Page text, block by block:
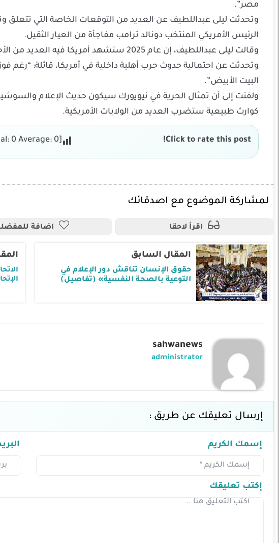
مصر”.
الرئيس الأمريكي المنتخب دونالد ترامب مفاجأة من العيار الثقيل.
وقالت ليلى عبداللطيف، إن عام 2025 ستشهد
وتحدثت عن احتمالية حدوث حرب أهلية داخلية في أمريكا، قائلة: “رغم
البيت الأبيض”.
كوارث طبيعية ستضرب العديد من الولايات الأمريكية.
Click to rate this post!
[Total:
0 Average: 0
لمشاركة الموضوع مع اصدقائك
اقرأ لاحقا اضافة
المقال السابق
حقوق الإنسان تناقش دور الإعلام في
التوعية بالصحة النفسية» (تفاصيل)
sahwanews
administrator
إرسال تعليقك عن طريق :
إسمك الكريم
إكتب تعليقك